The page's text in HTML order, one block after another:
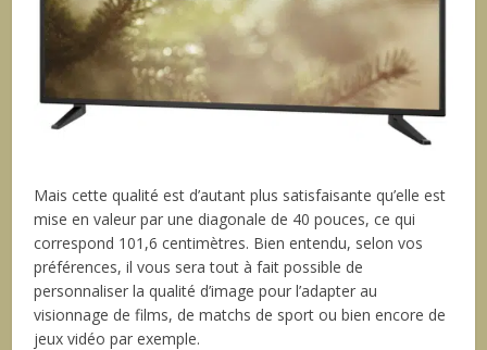
Mais cette qualité est d’autant plus satisfaisante qu’elle est
mise en valeur par une diagonale de 40 pouces, ce qui
correspond 101,6 centimètres. Bien entendu, selon vos
préférences, il vous sera tout à fait possible de
personnaliser la qualité d’image pour l’adapter au
visionnage de films, de matchs de sport ou bien encore de
jeux vidéo par exemple.